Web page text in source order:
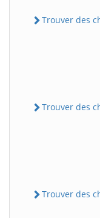
Trouver des
Trouver des
Trouver des